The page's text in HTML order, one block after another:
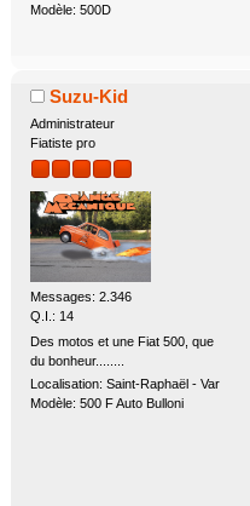
Modèle: 500D
Suzu-Kid
Administrateur
Fiatiste pro
Messages: 2.346
Q.I.: 14
Des motos et une Fiat 500, que
du bonheur........
Localisation: Saint-Raphaël - Var
Modèle: 500 F Auto Bulloni